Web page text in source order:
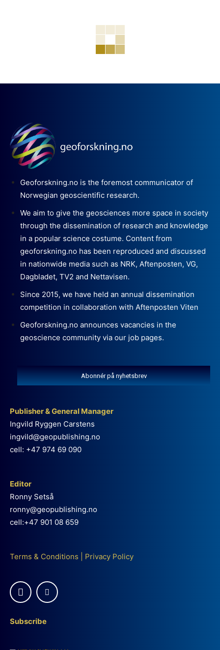
Geoforskning.no is the foremost communicator of
Norwegian geoscientific research.
We aim to give the geosciences more space in society
through the dissemination of research and knowledge
in a popular science costume. Content from
geoforskning.no has been reproduced and discussed
in nationwide media such as NRK, Aftenposten, VG,
Dagbladet, TV2 and Nettavisen.
Since 2015, we have held an annual dissemination
competition in collaboration with Aftenposten Viten
Geoforskning.no announces vacancies in the
geoscience community via our job pages.
Abonnér på nyhetsbrev
Publisher & General Manager
Ingvild Ryggen Carstens
ingvild@geopublishing.no
cell: +47 974 69 090
Editor
Ronny Setså
ronny@geopublishing.no
cell:+47 901 08 659
Terms & Conditions Privacy Policy
Subscribe